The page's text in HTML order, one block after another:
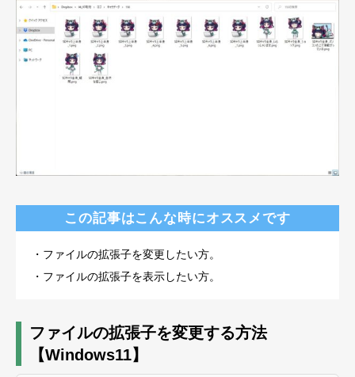
この記事はこんな時にオススメです
・ファイルの拡張子を変更したい方。
・ファイルの拡張子を表示したい方。
ファイルの拡張子を変更する方法
【Windows11】